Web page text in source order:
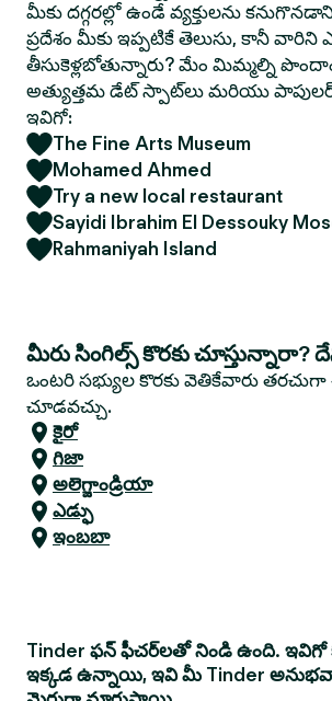
మీకు దగ్గరల్లో ఉండే వ్యక్తులను
ప్రదేశం మీకు ఇప్పటికే తెలుసు, కానీ వారిని
తీసుకెళ్లబోతున్నారు? మేం మిమ్మల్ని
అత్యుత్తమ డేట్ స్పాట్‌లు మరియు
ఇవిగో:
The Fine Arts Museum
Mohamed Ahmed
Try a new local restaurant
Sayidi Ibrahim El Dessouky
Rahmaniyah Island
మీరు సింగిల్స్ కొరకు చూస్తున్నారా?
ఒంటరి సభ్యుల కొరకు వెతికేవారు
చూడవచ్చు.
కైరో
గిజా
అలెగ్జాండ్రియా
ఎడ్ఫు
ఇంబబా
Tinder ఫన్ ఫీచర్‌లతో నిండి ఉంది. ఇవిగో
ఇక్కడ ఉన్నాయి, ఇవి మీ Tinder